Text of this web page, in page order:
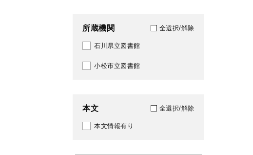
2003
2004
2005
2007
2008
所蔵機関 全選択/解除
石川県立図書館
小松市立図書館
本文 全選択/解除
本文情報有り